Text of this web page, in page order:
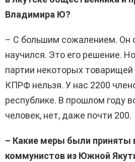
Владимира Ю?
– С большим сожалением. Он
научился. Это его решение.
партии некоторых товарищей
КПРФ нельзя. У нас 2200
республике. В прошлом году
человек, нет, даже почти 200.
– Какие меры были приняты
коммунистов из Южной